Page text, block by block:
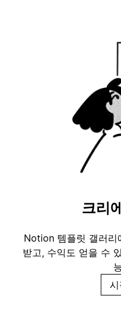
크리
Notion 템플릿 갤러리
받고, 수익도 얻을 수
시